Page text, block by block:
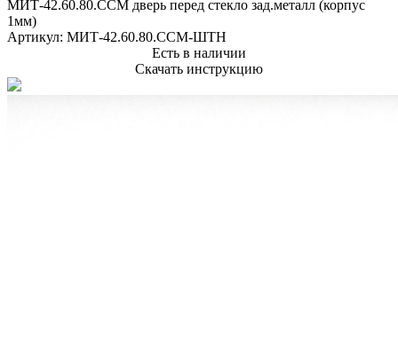
МИТ-42.60.80.ССМ дверь перед стекло зад.металл (корпус
1мм)
Артикул: МИТ-42.60.80.ССМ-ШТН
Есть в наличии
Скачать инструкцию